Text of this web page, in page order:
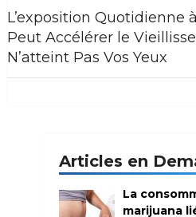
L’exposition Quotidienne
Peut Accélérer le
N’atteint Pas Vos Yeux
Articles en
La
marijuana